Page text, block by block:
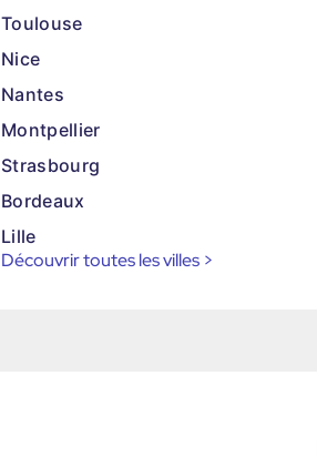
Toulouse
Nice
Nantes
Montpellier
Strasbourg
Bordeaux
Lille
Découvrir toutes les villes >